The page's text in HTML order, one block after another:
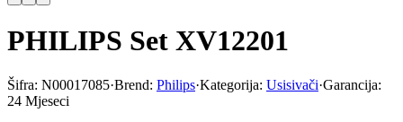
PHILIPS Set XV12201
Šifra: N00017085·Brend: Philips·Kategorija: Usisivači·Garancija:
24 Mjeseci